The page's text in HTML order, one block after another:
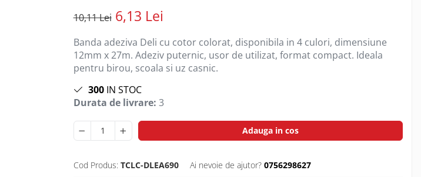
10,11 Lei 6,13 Lei
Banda adeziva Deli cu cotor colorat, disponibila in 4 culori, dimensiune
12mm x 27m. Adeziv puternic, usor de utilizat, format compact. Ideala
pentru birou, scoala si uz casnic.
300IN STOC
Durata de livrare: 3
Adauga in cos
Cod Produs: TCLC-DLEA690 Ai nevoie de ajutor? 0756298627